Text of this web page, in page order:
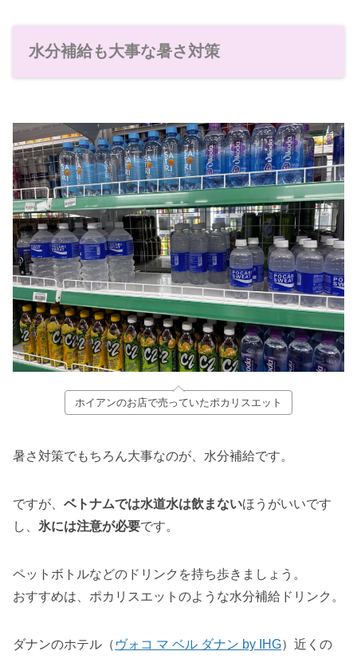
水分補給も大事な暑さ対策
ホイアンのお店で売っていたポカリスエット
暑さ対策でもちろん大事なのが、水分補給です。
ですが、 ベトナムでは水道水は飲まないほうがいいです
し、 氷には注意が必要です。
ペットボトルなどのドリンクを持ち歩きましょう。
おすすめは、ポカリスエットのような水分補給ドリンク。
ダナンのホテル（ ヴォコ マ ベル ダナン by IHG）近くの